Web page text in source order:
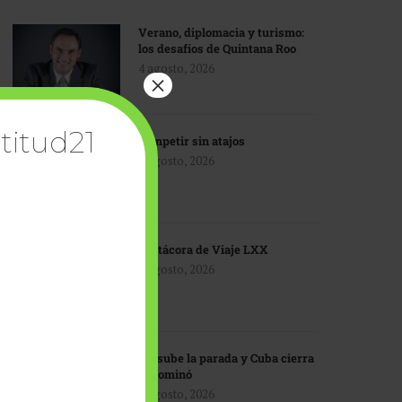
Verano, diplomacia y turismo:
los desafíos de Quintana Roo
4 agosto, 2026
Competir sin atajos
4 agosto, 2026
Bitácora de Viaje LXX
3 agosto, 2026
EU sube la parada y Cuba cierra
el dominó
3 agosto, 2026
×